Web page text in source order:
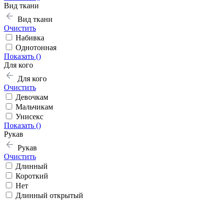
Вид ткани
Вид ткани
Очистить
Набивка
Однотонная
Показать ()
Для кого
Для кого
Очистить
Девочкам
Мальчикам
Унисекс
Показать ()
Рукав
Рукав
Очистить
Длинный
Короткий
Нет
Длинный открытый